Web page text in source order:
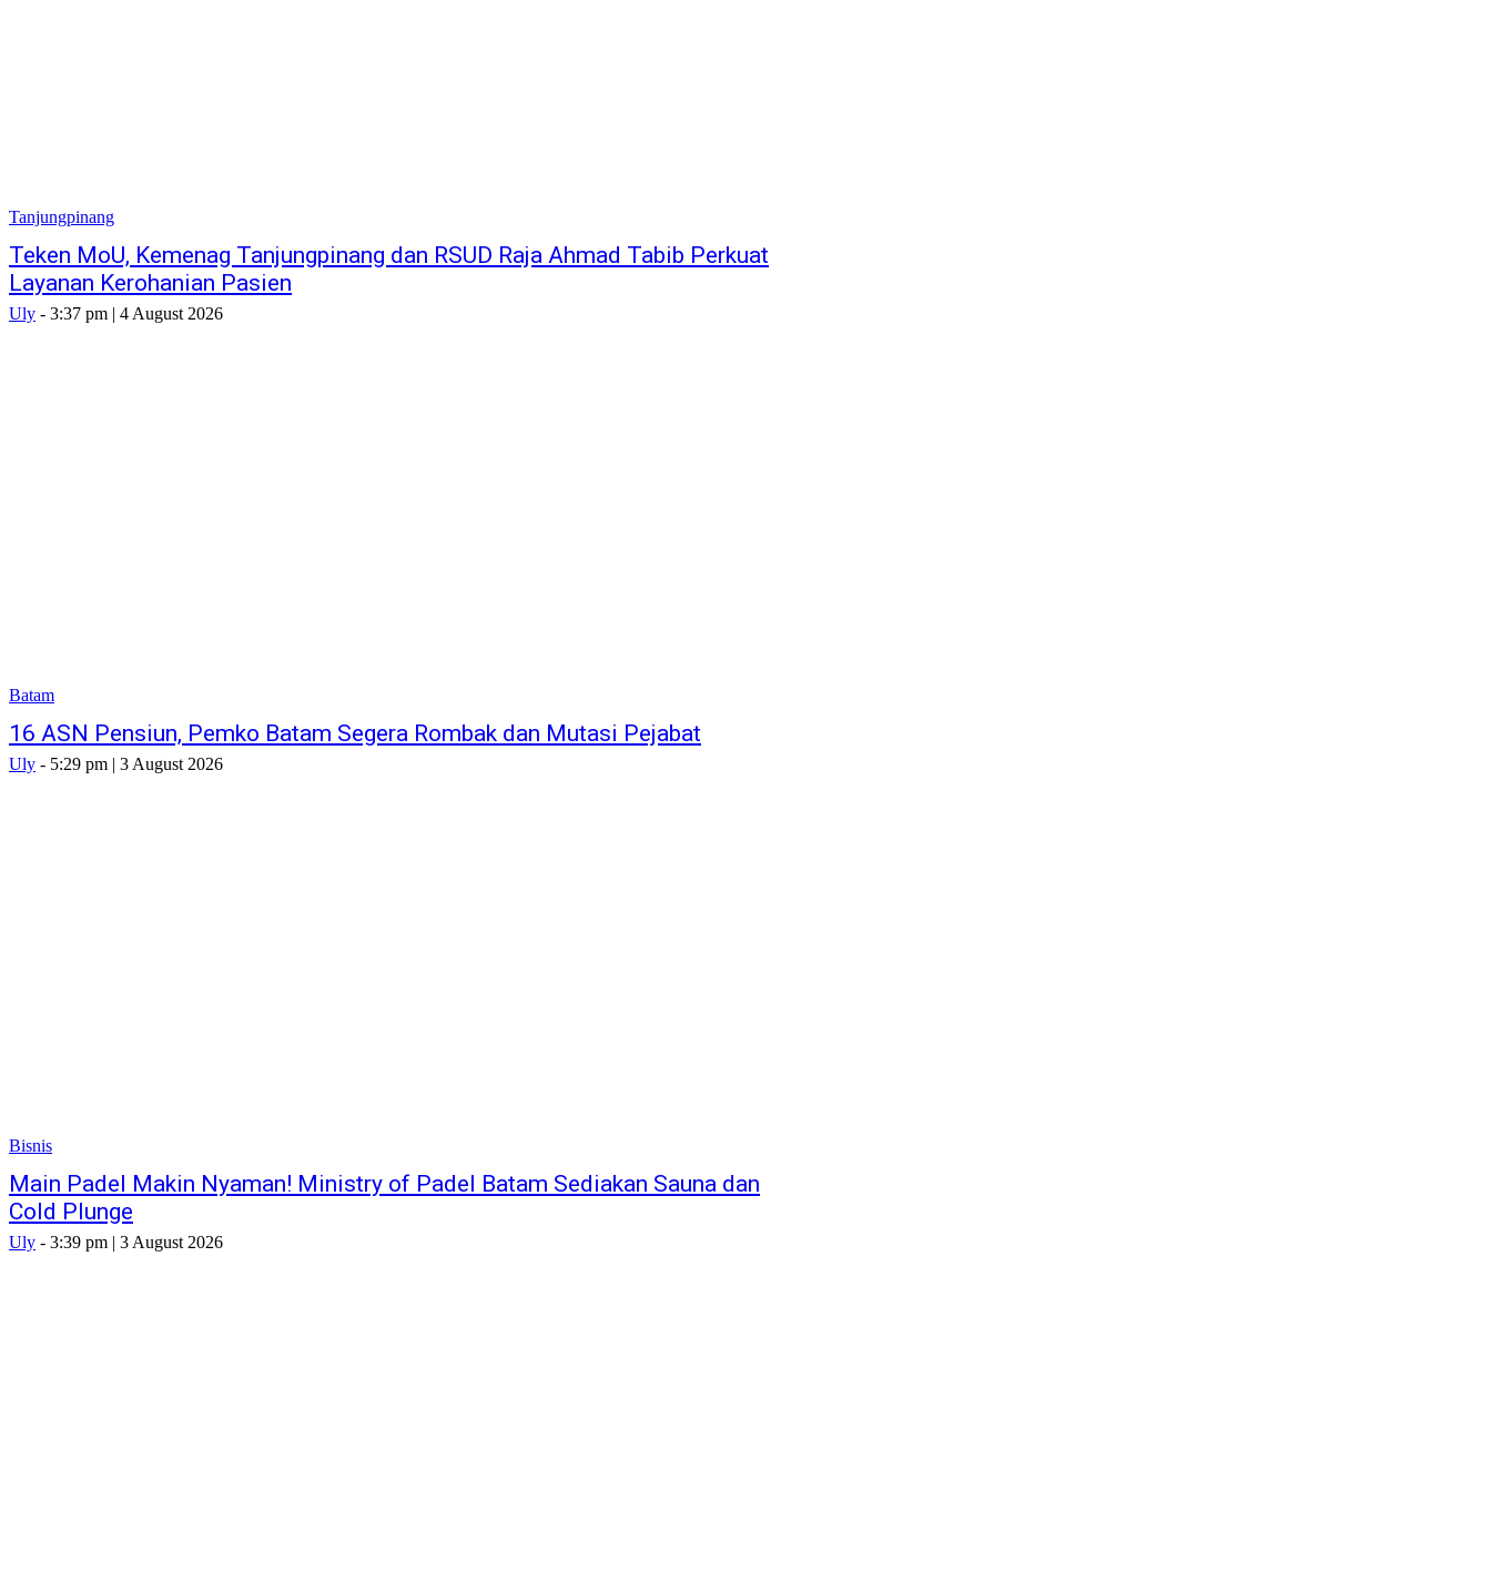
Tanjungpinang
Teken MoU, Kemenag Tanjungpinang dan RSUD Raja Ahmad Tabib Perkuat
Layanan Kerohanian Pasien
Uly - 3:37 pm | 4 August 2026
Batam
16 ASN Pensiun, Pemko Batam Segera Rombak dan Mutasi Pejabat
Uly - 5:29 pm | 3 August 2026
Bisnis
Main Padel Makin Nyaman! Ministry of Padel Batam Sediakan Sauna dan
Cold Plunge
Uly - 3:39 pm | 3 August 2026